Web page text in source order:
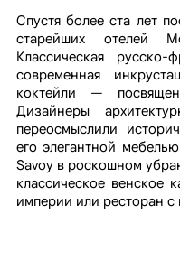
Спустя более ста лет
старейших отелей
Классическая русско-
современная
коктейли —
Дизайнеры
переосмыслили
его элегантной
Savoy в роскошном
классическое венское
империи или ресторан с